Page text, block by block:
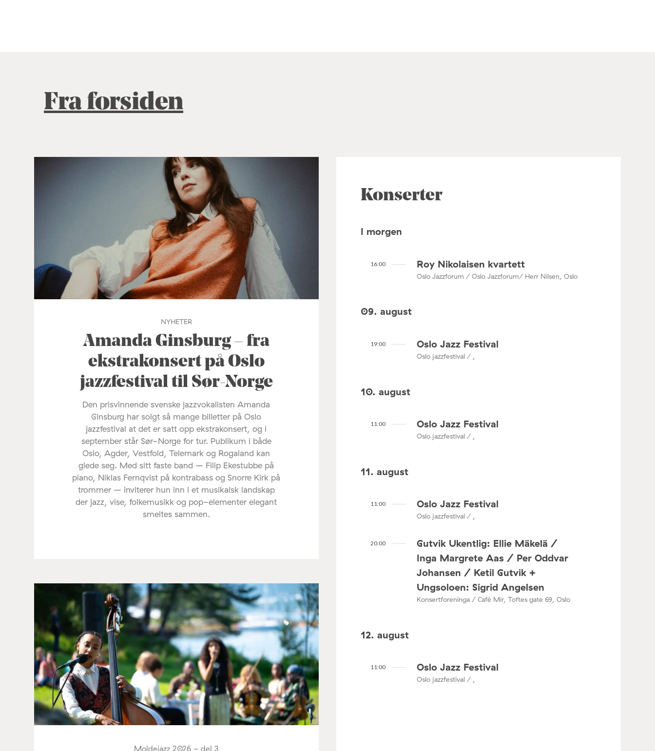
Fra forsiden
NYHETER
Amanda Ginsburg – fra
ekstrakonsert på Oslo
jazzfestival til Sør-Norge
Den prisvinnende svenske jazzvokalisten Amanda
Ginsburg har solgt så mange billetter på Oslo
jazzfestival at det er satt opp ekstrakonsert, og i
september står Sør-Norge for tur. Publikum i både
Oslo, Agder, Vestfold, Telemark og Rogaland kan
glede seg. Med sitt faste band – Filip Ekestubbe på
piano, Niklas Fernqvist på kontrabass og Snorre Kirk på
trommer – inviterer hun inn i et musikalsk landskap
der jazz, vise, folkemusikk og pop-elementer elegant
smeltes sammen.
Moldejazz 2026 - del 3
Konserter
I morgen
16:00 Roy Nikolaisen kvartett
Oslo Jazzforum / Oslo Jazzforum/ Herr Nilsen, Oslo
09. august
19:00 Oslo Jazz Festival
Oslo jazzfestival / ,
10. august
11:00 Oslo Jazz Festival
Oslo jazzfestival / ,
11. august
11:00 Oslo Jazz Festival
Oslo jazzfestival / ,
20:00
Gutvik Ukentlig: Ellie Mäkelä /
Inga Margrete Aas / Per Oddvar
Johansen / Ketil Gutvik +
Ungsoloen: Sigrid Angelsen
Konsertforeninga / Café Mir, Toftes gate 69, Oslo
12. august
11:00 Oslo Jazz Festival
Oslo jazzfestival / ,